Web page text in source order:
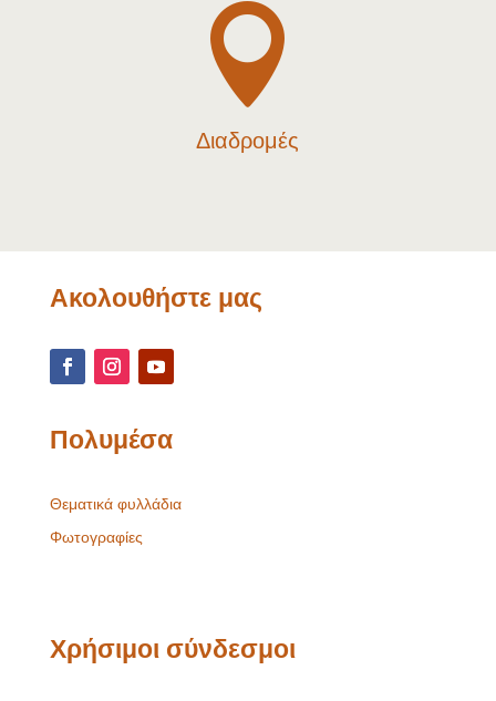

Διαδρομές
Ακολουθήστε μας
Πολυμέσα
Θεματικά φυλλάδια
Φωτογραφίες
Χρήσιμοι σύνδεσμοι